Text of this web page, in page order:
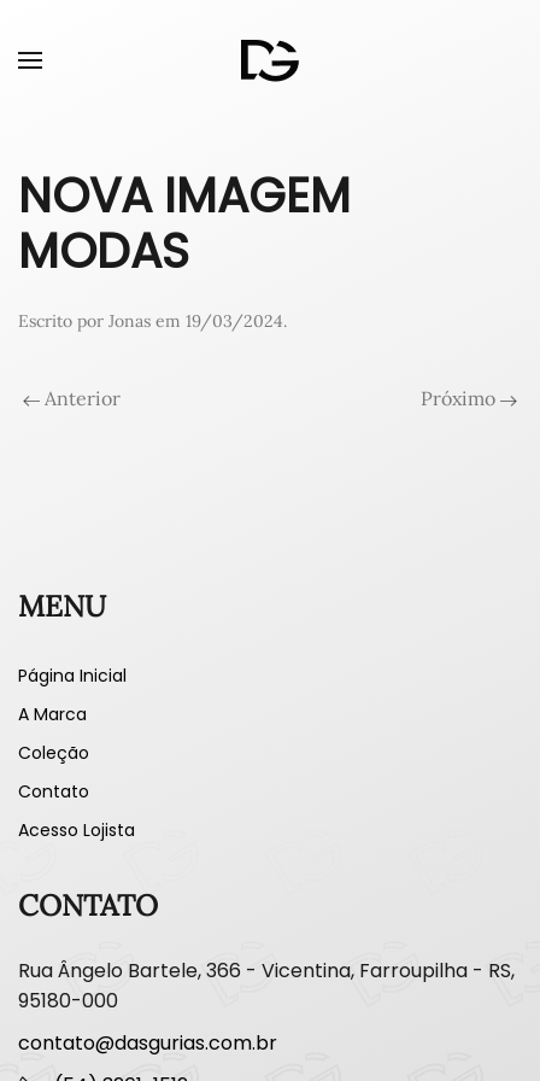
NOVA IMAGEM
MODAS
Escrito por Jonas em 19/03/2024.
Anterior Próximo
MENU
Página Inicial
A Marca
Coleção
Contato
Acesso Lojista
CONTATO
Rua Ângelo Bartele, 366 - Vicentina, Farroupilha - RS,
95180-000
contato@dasgurias.com.br